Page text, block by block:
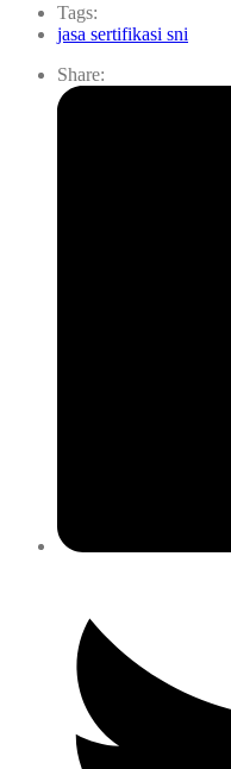
Tags:
jasa sertifikasi sni
Share: